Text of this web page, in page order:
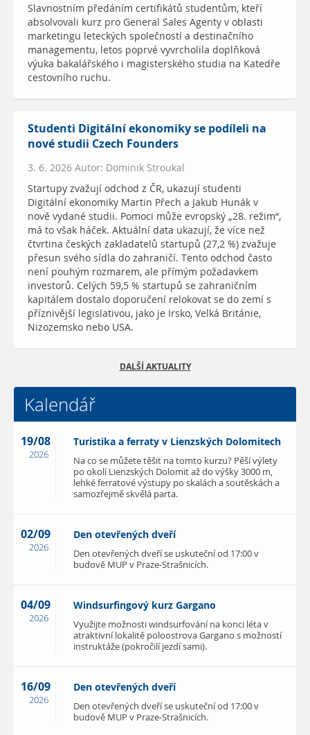
Slavnostním předáním certifikátů studentům, kteří
absolvovali kurz pro General Sales Agenty v oblasti
marketingu leteckých společností a destinačního
managementu, letos poprvé vyvrcholila doplňková
výuka bakalářského i magisterského studia na Katedře
cestovního ruchu.
Studenti Digitální ekonomiky se podíleli na
nové studii Czech Founders
3. 6. 2026 Autor: Dominik Stroukal
Startupy zvažují odchod z ČR, ukazují studenti
Digitální ekonomiky Martin Přech a Jakub Hunák v
nově vydané studii. Pomoci může evropský „28. režim“,
má to však háček. Aktuální data ukazují, že více než
čtvrtina českých zakladatelů startupů (27,2 %) zvažuje
přesun svého sídla do zahraničí. Tento odchod často
není pouhým rozmarem, ale přímým požadavkem
investorů. Celých 59,5 % startupů se zahraničním
kapitálem dostalo doporučení relokovat se do zemí s
příznivější legislativou, jako je Irsko, Velká Británie,
Nizozemsko nebo USA.
DALŠÍ AKTUALITY
Kalendář
19/08
2026
Turistika a ferraty v Lienzských Dolomitech
Na co se můžete těšit na tomto kurzu? Pěší výlety
po okolí Lienzských Dolomit až do výšky 3000 m,
lehké ferratové výstupy po skalách a soutěskách a
samozřejmě skvělá parta.
02/09
2026
Den otevřených dveří
Den otevřených dveří se uskuteční od 17:00 v
budově MUP v Praze-Strašnicích.
04/09
2026
Windsurfingový kurz Gargano
Využijte možnosti windsurfování na konci léta v
atraktivní lokalitě poloostrova Gargano s možností
instruktáže (pokročilí jezdí sami).
16/09
2026
Den otevřených dveří
Den otevřených dveří se uskuteční od 17:00 v
budově MUP v Praze-Strašnicích.